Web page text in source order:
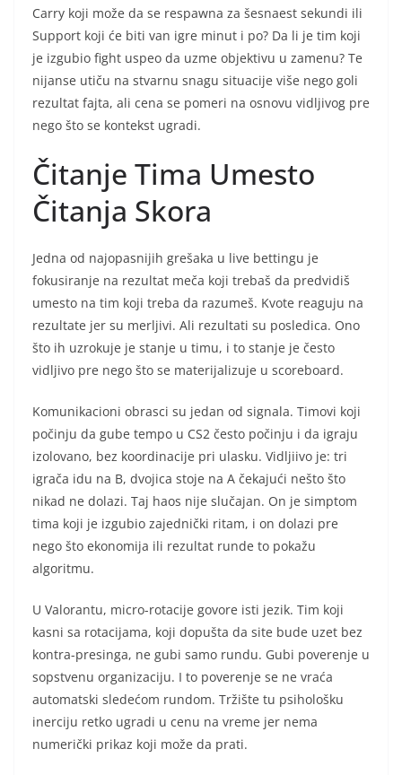
Carry koji može da se respawna za šesnaest sekundi ili
Support koji će biti van igre minut i po? Da li je tim koji
je izgubio fight uspeo da uzme objektivu u zamenu? Te
nijanse utiču na stvarnu snagu situacije više nego goli
rezultat fajta, ali cena se pomeri na osnovu vidljivog pre
nego što se kontekst ugradi.
Čitanje Tima Umesto
Čitanja Skora
Jedna od najopasnijih grešaka u live bettingu je
fokusiranje na rezultat meča koji trebaš da predvidiš
umesto na tim koji treba da razumeš. Kvote reaguju na
rezultate jer su merljivi. Ali rezultati su posledica. Ono
što ih uzrokuje je stanje u timu, i to stanje je često
vidljivo pre nego što se materijalizuje u scoreboard.
Komunikacioni obrasci su jedan od signala. Timovi koji
počinju da gube tempo u CS2 često počinju i da igraju
izolovano, bez koordinacije pri ulasku. Vidljiivo je: tri
igrača idu na B, dvojica stoje na A čekajući nešto što
nikad ne dolazi. Taj haos nije slučajan. On je simptom
tima koji je izgubio zajednički ritam, i on dolazi pre
nego što ekonomija ili rezultat runde to pokažu
algoritmu.
U Valorantu, micro-rotacije govore isti jezik. Tim koji
kasni sa rotacijama, koji dopušta da site bude uzet bez
kontra-presinga, ne gubi samo rundu. Gubi poverenje u
sopstvenu organizaciju. I to poverenje se ne vraća
automatski sledećom rundom. Tržište tu psihološku
inerciju retko ugradi u cenu na vreme jer nema
numerički prikaz koji može da prati.